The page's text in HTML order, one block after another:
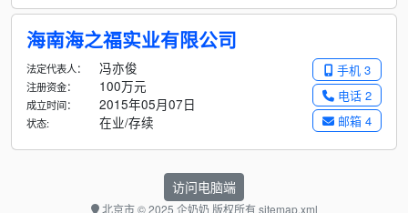
海南海之福实业有限公司
手机 3
电话 2
邮箱 4
法定代表人： 冯亦俊
注册资金： 100万元
成立时间： 2015年05月07日
状态: 在业/存续
访问电脑端
北京市© 2025 企奶奶 版权所有sitemap.xml